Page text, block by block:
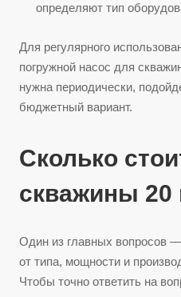
определяют тип
Для регулярного
погружной насос для
нужна периодически,
бюджетный вариант.
Сколько
скважины 20
Один из главных вопросов
от типа, мощности и
Чтобы точно ответить на